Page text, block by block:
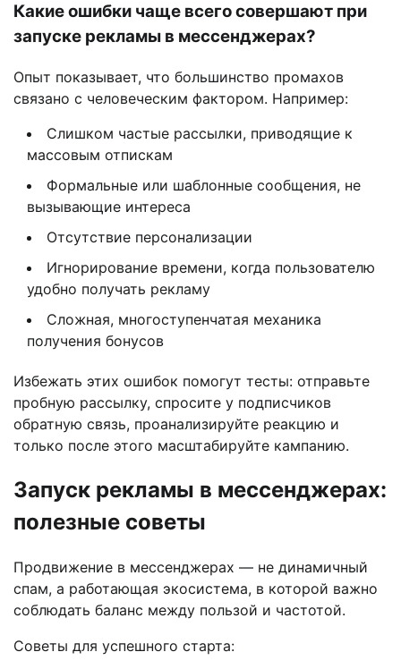
Какие ошибки чаще всего совершают при
запуске рекламы в мессенджерах?
Опыт показывает, что большинство промахов
связано с человеческим фактором. Например:
Слишком частые рассылки, приводящие к
массовым отпискам
Формальные или шаблонные сообщения, не
вызывающие интереса
Отсутствие персонализации
Игнорирование времени, когда пользователю
удобно получать рекламу
Сложная, многоступенчатая механика
получения бонусов
Избежать этих ошибок помогут тесты: отправьте
пробную рассылку, спросите у подписчиков
обратную связь, проанализируйте реакцию и
только после этого масштабируйте кампанию.
Запуск рекламы в мессенджерах:
полезные советы
Продвижение в мессенджерах — не динамичный
спам, а работающая экосистема, в которой важно
соблюдать баланс между пользой и частотой.
Советы для успешного старта: